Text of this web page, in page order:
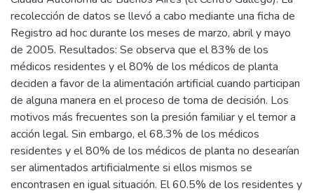
recolección de datos se llevó a cabo mediante una ficha de
Registro ad hoc durante los meses de marzo, abril y mayo
de 2005. Resultados: Se observa que el 83% de los
médicos residentes y el 80% de los médicos de planta
deciden a favor de la alimentación artificial cuando participan
de alguna manera en el proceso de toma de decisión. Los
motivos más frecuentes son la presión familiar y el temor a
acción legal. Sin embargo, el 68.3% de los médicos
residentes y el 80% de los médicos de planta no desearían
ser alimentados artificialmente si ellos mismos se
encontrasen en igual situación. El 60.5% de los residentes y